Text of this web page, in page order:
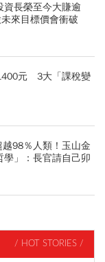
資長榮至今大賺逾
來目標價會衝破
元 3大「課稅變
98％人類！玉山金
」：長官請自己卯
/ HOT STORIES /